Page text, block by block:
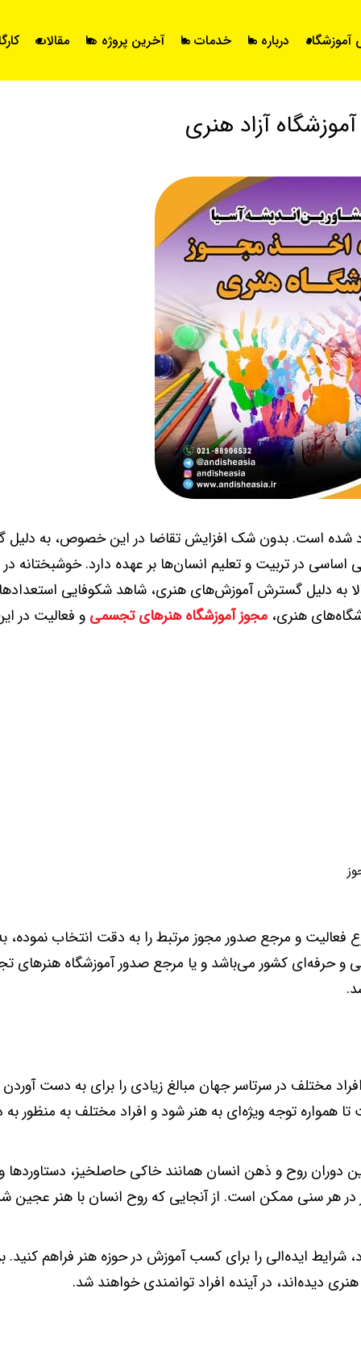
درباره ما خدمات ما آخرین پروژه ها مقالات
آزاد هنری
شده است. بدون شک افزایش تقاضا در این خصوص، به دلیل
اساسی در تربیت و تعلیم انسان‌ها بر عهده دارد. خوشبختانه
به دلیل گسترش آموزش‌های هنری، شاهد شکوفایی
هنری، مجوز آموزشگاه هنرهای تجسمی و فعالیت در
فعالیت و مرجع صدور مجوز مرتبط را به دقت انتخاب نموده،
و حرفه‌ای کشور می‌باشد و یا مرجع صدور آموزشگاه هنرهای
مختلف در سرتاسر جهان مبالغ زیادی را برای به دست آوردن
توجه ویژه‌ای به هنر شود و افراد مختلف به منظور
روح و ذهن انسان همانند خاکی حاصلخیز، دستاوردها
در هر سنی ممکن است. از آنجایی که روح انسان با هنر عجین
ایده‌الی را برای کسب آموزش در حوزه هنر فراهم کنید.
دیده‌اند، در آینده افراد توانمندی خواهند شد.